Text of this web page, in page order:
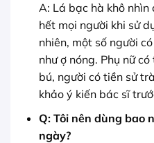
A: Lá bạc hà khô nhìn
hết mọi người khi sử
nhiên, một số người
như ợ nóng. Phụ nữ
bú, người có tiền sử
khảo ý kiến bác sĩ
Q: Tôi nên dùng bao
ngày?